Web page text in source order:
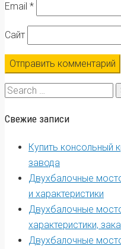
Email *
Сайт
Search
Свежие записи
Купить консольный
завода
Двухбалочные
и характеристики
Двухбалочные
характеристики,
Двухбалочные